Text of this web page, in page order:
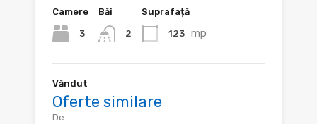
Camere
3
Băi
2
Suprafață
123 mp
Văndut
Oferte similare
De